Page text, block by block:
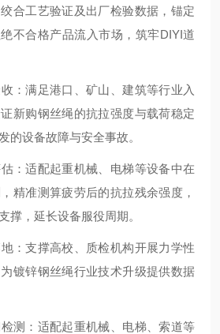
绞合工艺验证及出厂检验数据，锚定
不合格产品流入市场，筑牢DIYI道
：满足港口、矿山、建筑等行业入
新购钢丝绳的抗拉强度与载荷稳定
的设备故障与安全事故。
：适配起重机械、电梯等设备中在
精准测算疲劳后的抗拉残余强度，
撑，延长设备服役周期。
：支撑高校、质检机构开展力学性
镀锌钢丝绳行业技术升级提供数据
测：适配起重机械、电梯、索道等